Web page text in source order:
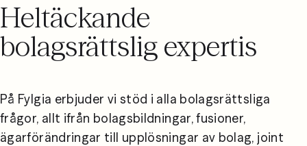
Heltäckande
bolagsrättslig expertis
På Fylgia erbjuder vi stöd i alla bolagsrättsliga
frågor, allt ifrån bolagsbildningar, fusioner,
ägarförändringar till upplösningar av bolag, joint